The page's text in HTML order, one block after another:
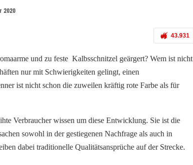
2020
43.931
und zu feste Kalbsschnitzel geärgert? Wem ist nicht
nur mit Schwierigkeiten gelingt, einen
ist nicht schon die zuweilen kräftig rote Farbe als für
Verbraucher wissen um diese Entwicklung. Sie ist die
sowohl in der gestiegenen Nachfrage als auch in
dabei traditionelle Qualitätsansprüche auf der Strecke.